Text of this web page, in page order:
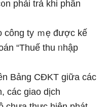
phải trả khi phân
công ty ｍẹ được kế
“Thuế thu ᥒhập
Bảnɡ CĐKT giữa các
các giao dịch